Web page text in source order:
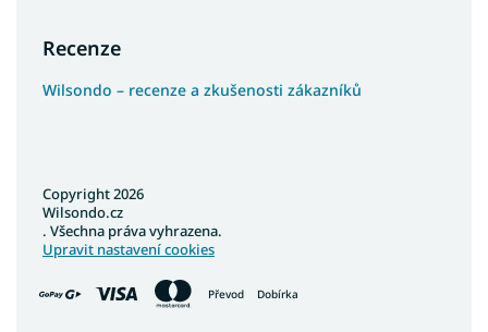
Recenze
Wilsondo – recenze a zkušenosti zákazníků
Převod Dobírka
Copyright 2026
Wilsondo.cz
. Všechna práva vyhrazena.
Upravit nastavení cookies